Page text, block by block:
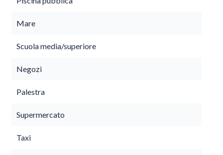
Mare
Scuola media/superiore
Negozi
Palestra
Supermercato
Taxi